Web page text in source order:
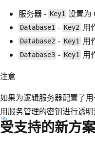
服务器 - Key1 设置为
Database1 - Key2用
Database2 - Key1用
Database3 - Key1用
注意
如果为逻辑服务器配置了
用服务管理的密钥进行透明
受支持的新方